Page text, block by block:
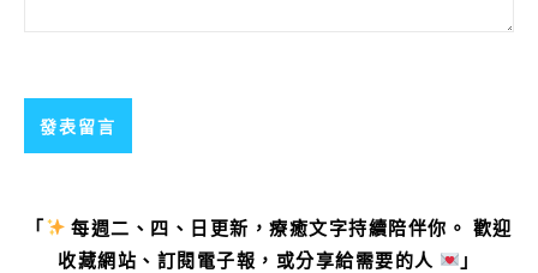
「
每週二、四、日更新，療癒文字持續陪伴你。 歡迎
收藏網站、訂閱電子報，或分享給需要的人
」